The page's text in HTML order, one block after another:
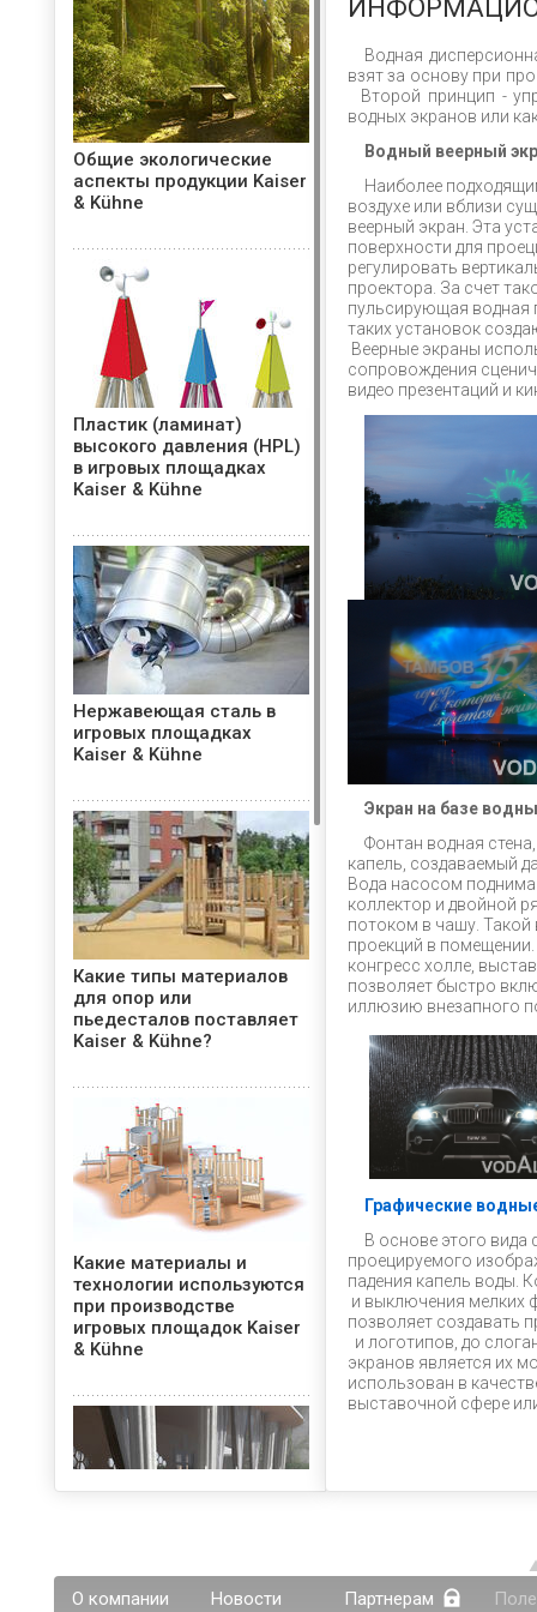
Водная
взят за основу при
Второй принцип -
водных экранов или
Водный веерный
Наиболее
воздухе или вблизи
веерный экран. Эта
поверхности для
регулировать
проектора. За счет
пульсирующая водная
таких установок
Веерные экраны
сопровождения
видео презентаций и
Экран на базе
Фонтан водная
капель, создаваемый
Вода насосом
коллектор и двойной
потоком в чашу. Такой
проекций в
конгресс холле,
позволяет быстро
иллюзию внезапного
Графические
В основе этого
проецируемого
падения капель воды.
и выключения мелких
позволяет создавать
и логотипов, до
экранов является их
использован в
выставочной сфере
Общие экологические
аспекты продукции Kaiser
& Kühne
Пластик (ламинат)
высокого давления (HPL)
в игровых площадках
Kaiser & Kühne
Нержавеющая сталь в
игровых площадках
Kaiser & Kühne
Какие типы материалов
для опор или
пьедесталов поставляет
Kaiser & Kühne?
Какие материалы и
технологии используются
при производстве
игровых площадок Kaiser
& Kühne
Фонтаны как способ
украшения летних веранд
О компании Новости Партнерам